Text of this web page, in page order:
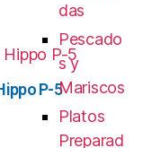
P-5
das
Pescado
s y
Mariscos
Platos
Preparad